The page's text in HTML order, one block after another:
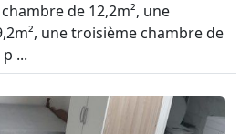
de 12,2m², une
une troisième chambre de
...